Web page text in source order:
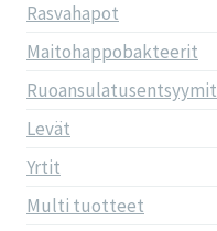
Rasvahapot
Maitohappobakteerit
Ruoansulatusentsyymit
Levät
Yrtit
Multi tuotteet